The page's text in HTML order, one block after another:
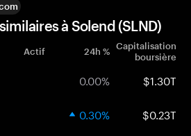
à Solend (SLND)
Actif 24h % Capitalisation
boursière
0.00% $1.30T
0.30% $0.23T